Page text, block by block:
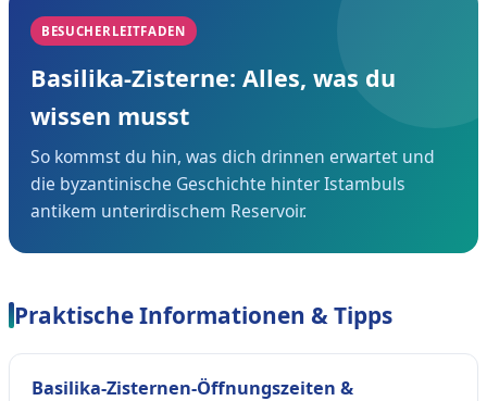
BESUCHERLEITFADEN
Basilika-Zisterne: Alles, was du
wissen musst
So kommst du hin, was dich drinnen erwartet und
die byzantinische Geschichte hinter Istambuls
antikem unterirdischem Reservoir.
Praktische Informationen & Tipps
Basilika-Zisternen-Öffnungszeiten &